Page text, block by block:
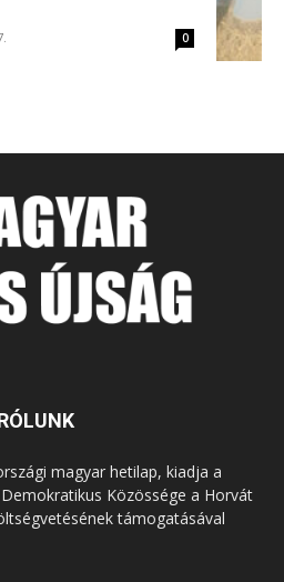
0
magyar hetilap, kiadja a
Közössége a Horvát
támogatásával